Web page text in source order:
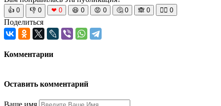
👍 0 👎 0 ❤ 0 😆 0 😡 0 🤔 0 🙈 0 🧘‍♀️ 0
Поделиться
Комментарии
Оставить комментарий
Ваше имя